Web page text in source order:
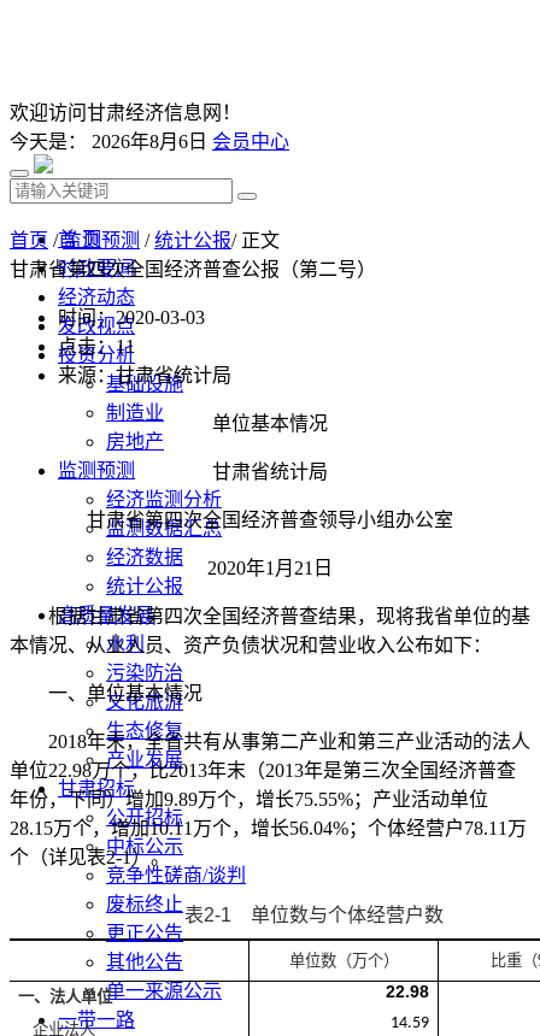
欢迎访问甘肃经济信息网！
今天是： 2026年8月6日 会员中心
首 页
时政要闻
经济动态
发改视点
投资分析
基础设施
制造业
房地产
监测预测
经济监测分析
监测数据汇总
经济数据
统计公报
高质量发展
水利
污染防治
文化旅游
生态修复
产业发展
甘肃招标
公开招标
中标公示
竞争性磋商/谈判
废标终止
更正公告
其他公告
单一来源公示
一带一路
首页 /监测预测 /统计公报/ 正文
甘肃省第四次全国经济普查公报（第二号）
时间：2020-03-03
点击：11
来源：甘肃省统计局
单位基本情况
甘肃省统计局
甘肃省第四次全国经济普查领导小组办公室
2020年1月21日
根据甘肃省第四次全国经济普查结果，现将我省单位的基
本情况、从业人员、资产负债状况和营业收入公布如下：
一、单位基本情况
2018年末，全省共有从事第二产业和第三产业活动的法人
单位22.98万个，比2013年末（2013年是第三次全国经济普查
年份，下同）增加9.89万个，增长75.55%；产业活动单位
28.15万个，增加10.11万个，增长56.04%；个体经营户78.11万
个（详见表2-1）。
表2-1 单位数与个体经营户数
单位数（万个） 比重（
一、法人单位
22.98
企业法人 14.59